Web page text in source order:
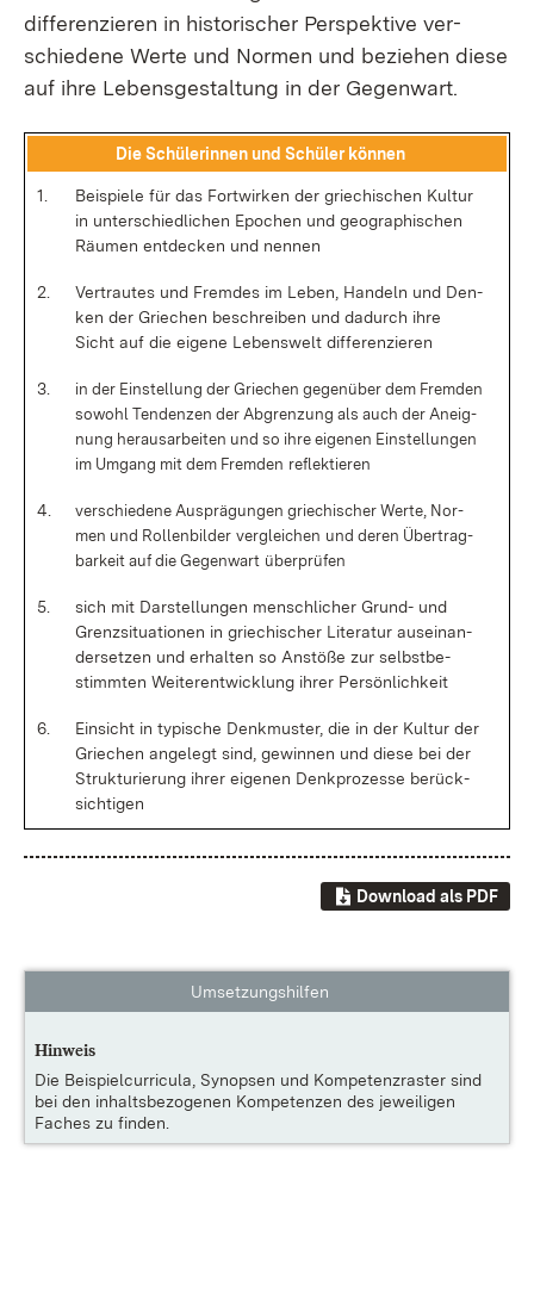
dif­fe­ren­zie­ren in his­to­ri­scher Per­spek­ti­ve ver­
schie­de­ne Wer­te und Nor­men und be­zie­hen die­se
auf ih­re Le­bens­ge­stal­tung in der Ge­gen­wart.
Die Schü­le­rin­nen und Schü­ler kön­nen
1.
Bei­spie­le für das Fort­wir­ken der grie­chi­schen Kul­tur
in un­ter­schied­li­chen Epo­chen und geo­gra­phi­schen
Räu­men ent­de­cken und nen­nen
2.
Ver­trau­tes und Frem­des im Le­ben, Han­deln und Den­
ken der Grie­chen be­schrei­ben und da­durch ih­re
Sicht auf die ei­ge­ne Le­bens­welt dif­fe­ren­zie­ren
3.
in der Ein­stel­lung der Grie­chen ge­gen­über dem Frem­den
so­wohl Ten­den­zen der Ab­gren­zung als auch der An­eig­
nung her­aus­ar­bei­ten und so ih­re ei­ge­nen Ein­stel­lun­gen
im Um­gang mit dem Frem­den re­flek­tie­ren
4.
ver­schie­de­ne Aus­prä­gun­gen grie­chi­scher Wer­te, Nor­
men und Rol­len­bil­der ver­glei­chen und de­ren Über­trag­
bar­keit auf die Ge­gen­wart über­prü­fen
5.
sich mit Dar­stel­lun­gen men­sch­li­cher Grund- und
Grenz­si­tua­tio­nen in grie­chi­scher Li­te­ra­tur aus­ein­an­
der­set­zen und er­hal­ten so An­stö­ße zur selbst­be­
stimm­ten Wei­ter­ent­wick­lung ih­rer Per­sön­lich­keit
6.
Ein­sicht in ty­pi­sche Denk­mus­ter, die in der Kul­tur der
Grie­chen an­ge­legt sind, ge­win­nen und die­se bei der
Struk­tu­rie­rung ih­rer ei­ge­nen Denk­pro­zes­se be­rück­
sich­ti­gen
Download als PDF
Umsetzungshilfen
Hinweis
Die Beispielcurricula, Synopsen und Kompetenzraster sind
bei den inhaltsbezogenen Kompetenzen des jeweiligen
Faches zu finden.